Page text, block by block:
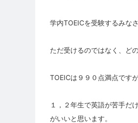
学内TOEICを受験するみな
ただ受けるのではなく、ど
TOEICは９９０点満点です
１，２年生で英語が苦手だ
がいいと思います。